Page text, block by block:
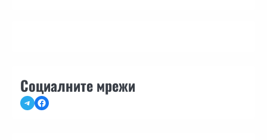
Социалните мрежи
TelegramFacebook